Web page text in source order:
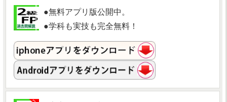
●無料アプリ版公開中。
●学科も実技も完全無料！